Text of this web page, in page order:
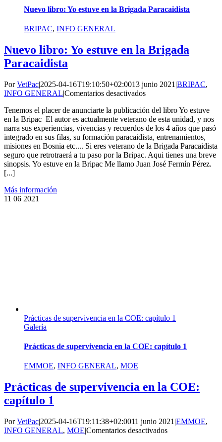
Nuevo libro: Yo estuve en la Brigada Paracaidista
BRIPAC, INFO GENERAL
Nuevo libro: Yo estuve en la Brigada
Paracaidista
PorVetPac|2025-04-16T19:10:50+02:0013 junio 2021 |BRIPAC,
INFO GENERAL|Comentarios desactivadosen
libro:
Yo
estuve
en
la
Brigada
Paracaidista
Tenemos el placer de anunciarte la publicación del libro Yo estuve
en la Bripac El autor es actualmente veterano de esta unidad, y nos
narra sus experiencias, vivencias y recuerdos de los 4 años que pasó
integrado en sus filas, su formación paracaidista, entrenamientos,
misiones en Bosnia etc.... Si eres veterano de la Brigada Paracaidista
seguro que retrotraerá a tu paso por la Bripac. Aqui tienes una breve
sinopsis. Yo estuve en la Bripac Me llamo Juan José Fermín Pérez.
[...]
Más información
11 06 2021
Prácticas de supervivencia en la COE: capítulo 1
Galería
Prácticas de supervivencia en la COE: capítulo 1
EMMOE, INFO GENERAL, MOE
Prácticas de supervivencia en la COE:
capítulo 1
PorVetPac|2025-04-16T19:11:38+02:0011 junio 2021 |EMMOE,
INFO GENERAL, MOE|Comentarios desactivadosen